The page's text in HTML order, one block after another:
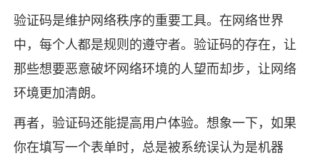
验证码是维护网络秩序的重要工具。在网络世界
中，每个人都是规则的遵守者。验证码的存在，让
那些想要恶意破坏网络环境的人望而却步，让网络
环境更加清朗。
再者，验证码还能提高用户体验。想象一下，如果
你在填写一个表单时，总是被系统误认为是机器